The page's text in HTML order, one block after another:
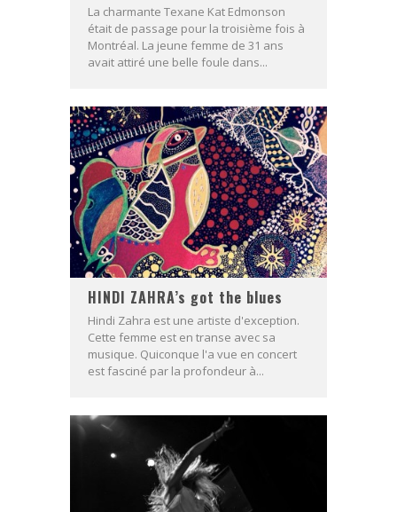
La charmante Texane Kat Edmonson
était de passage pour la troisième fois à
Montréal. La jeune femme de 31 ans
avait attiré une belle foule dans...
HINDI ZAHRA’s got the blues
Hindi Zahra est une artiste d'exception.
Cette femme est en transe avec sa
musique. Quiconque l'a vue en concert
est fasciné par la profondeur à...